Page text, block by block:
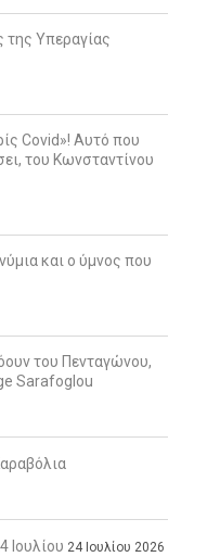
της Υπεραγίας
Covid»! Αυτό που
του Κωνσταντίνου
και ο ύμνος που
του Πενταγώνου,
Sarafoglou
Ιουλίου 24 Ιουλίου 2026